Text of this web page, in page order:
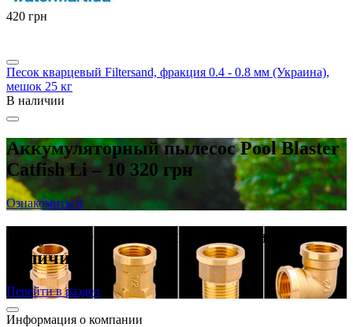
‍420‍ грн
Песок кварцевый Filtersand, фракция 0.4 - 0.8 мм (Украина),
мешок 25 кг
В наличии
Аккумуляторный пылесос Pool Blaster
Catfish Li – 10 320 грн
Ознакомиться
Латунные резьбовые фитинги в
наличии
Перейти в раздел
Информация о компании